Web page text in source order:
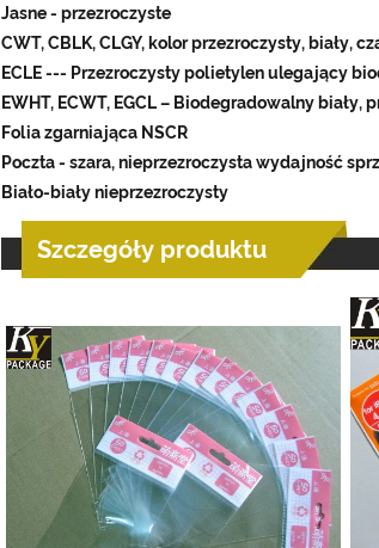
Jasne - przezroczyste
CWT, CBLK, CLGY, kolor przezroczysty, biały,
ECLE --- Przezroczysty polietylen ulegający
EWHT, ECWT, EGCL – Biodegradowalny
Folia zgarniająca NSCR
Poczta - szara, nieprzezroczysta wydajność
Biało-biały nieprzezroczysty
Szczegóły produktu